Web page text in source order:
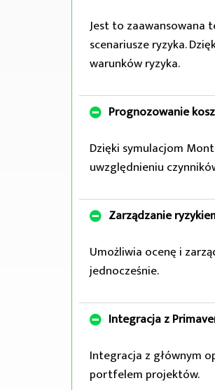
Jest to zaawansowana
scenariusze ryzyka.
warunków ryzyka.
Prognozowanie
Dzięki symulacjom
uwzględnieniu
Zarządzanie
Umożliwia ocenę i
jednocześnie.
Integracja z
Integracja z głównym
portfelem projektów.